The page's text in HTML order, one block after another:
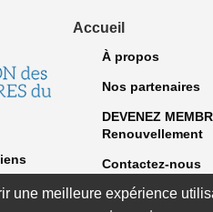
Accueil
À propos
Nos partenaires
DEVENEZ
Renouvellement
Contactez-nous
une meilleure expérience